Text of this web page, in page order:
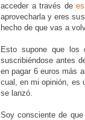
acceder a través de
aprovecharla y eres
hecho de que vas a
Esto supone que los
suscribiéndose antes
en pagar 6 euros más
cual, en mi opinión, es
se lanzó.
Soy consciente de